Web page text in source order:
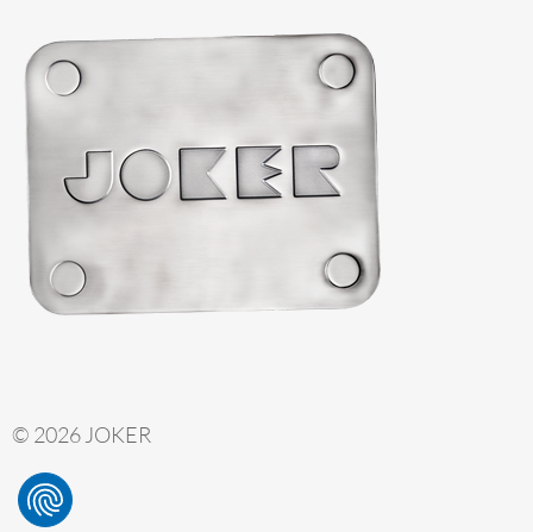
© 2026 JOKER